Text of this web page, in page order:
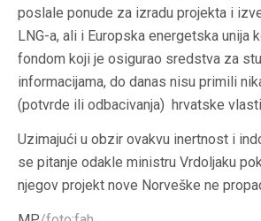
poslale ponude za izradu projekta i
LNG-a, ali i Europska energetska unija
fondom koji je osigurao sredstva za
informacijama, do danas nisu primili
(potvrde ili odbacivanja) hrvatske
Uzimajući u obzir ovakvu inertnost i
se pitanje odakle ministru Vrdoljaku
njegov projekt nove Norveške ne